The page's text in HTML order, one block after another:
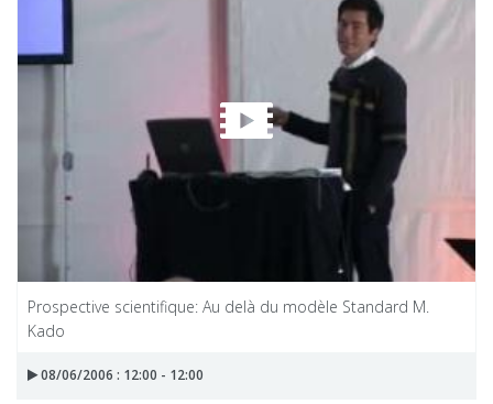
Prospective scientifique: Au delà du modèle Standard M.
Kado
08/06/2006 : 12:00 - 12:00